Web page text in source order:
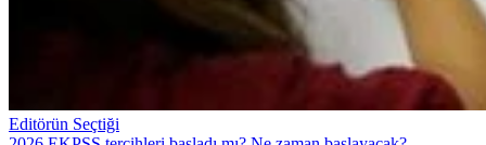
Editörün Seçtiği